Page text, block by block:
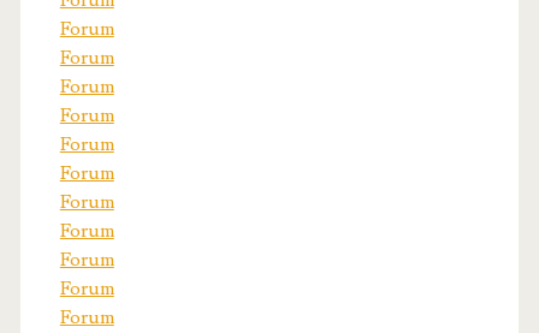
Forum
Forum
Forum
Forum
Forum
Forum
Forum
Forum
Forum
Forum
Forum